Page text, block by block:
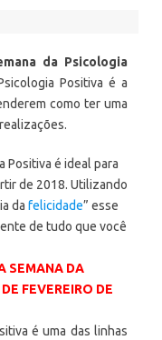
da Psicologia
Positiva é a
como ter uma
Positiva é ideal para
de 2018. Utilizando
da felicidade” esse
de tudo que você
SEMANA DA
FEVEREIRO DE
é uma das linhas